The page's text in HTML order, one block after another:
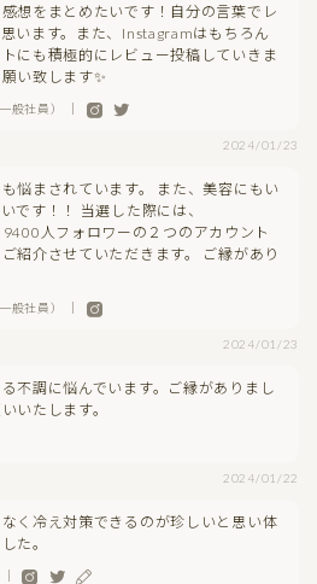
想をまとめたいです！自分の言葉でレ
います。また、Instagramはもちろん
にも積極的にレビュー投稿していきま
い致します✨
般社員） ｜
2024/01/23
悩まされています。 また、美容にもい
です！！ 当選した際には、
人フォロワーの２つのアカウント
紹介させていただきます。 ご縁があり
般社員） ｜
2024/01/23
不調に悩んでいます。ご縁がありまし
いたします。
2024/01/22
く冷え対策できるのが珍しいと思い体
た。